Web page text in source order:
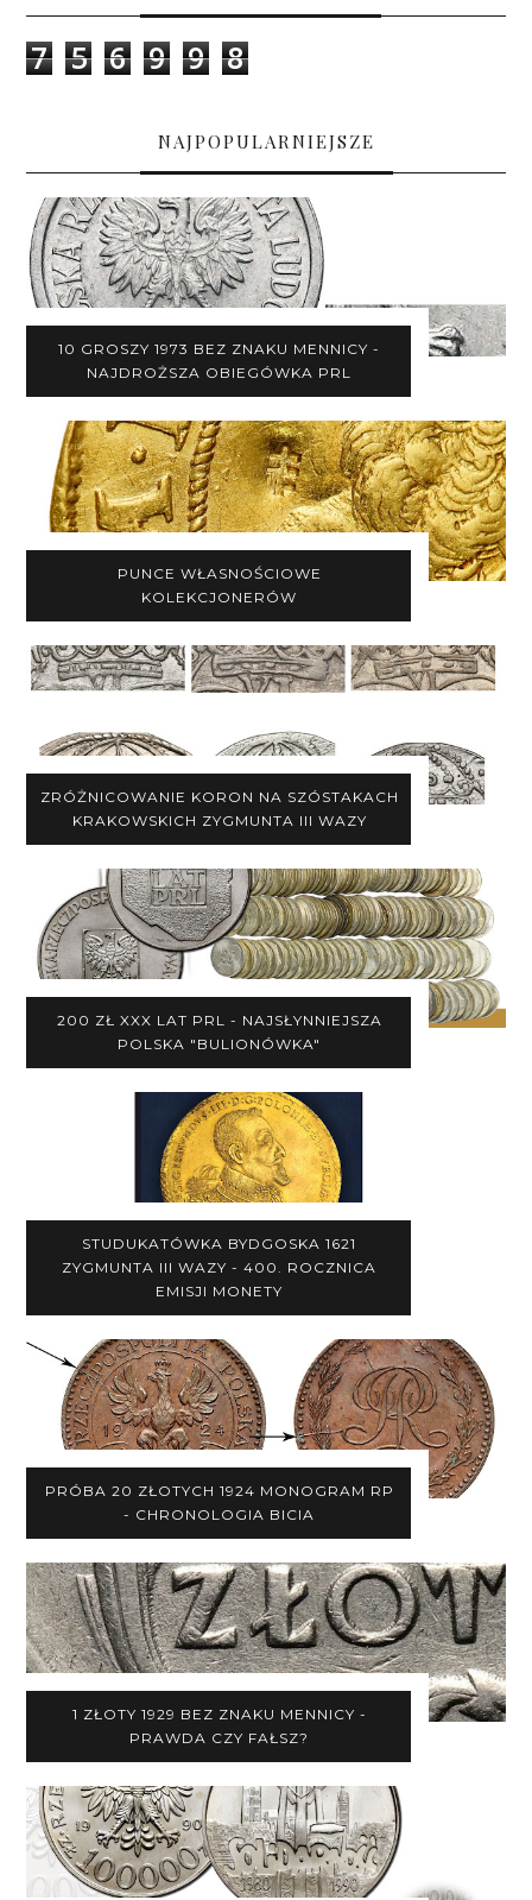
7 5 6 9 9 8
NAJPOPULARNIEJSZE
10 GROSZY 1973 BEZ ZNAKU MENNICY -
NAJDROŻSZA OBIEGÓWKA PRL
PUNCE WŁASNOŚCIOWE
KOLEKCJONERÓW
ZRÓŻNICOWANIE KORON NA SZÓSTAKACH
KRAKOWSKICH ZYGMUNTA III WAZY
200 ZŁ XXX LAT PRL - NAJSŁYNNIEJSZA
POLSKA "BULIONÓWKA"
STUDUKATÓWKA BYDGOSKA 1621
ZYGMUNTA III WAZY - 400. ROCZNICA
EMISJI MONETY
PRÓBA 20 ZŁOTYCH 1924 MONOGRAM RP
- CHRONOLOGIA BICIA
1 ZŁOTY 1929 BEZ ZNAKU MENNICY -
PRAWDA CZY FAŁSZ?